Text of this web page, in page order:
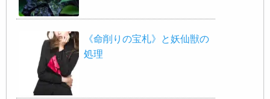
《命削りの宝札》と妖仙獣の
処理